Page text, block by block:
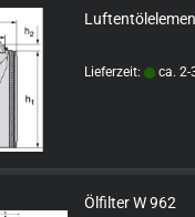
Lieferzeit: ca. 2-
Ölfilter W 962